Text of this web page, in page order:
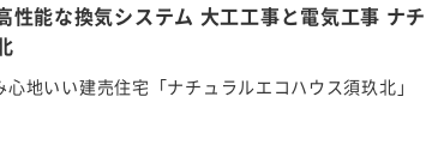
性能な換気システム 大工工事と電気工事 ナチ
地いい建売住宅「ナチュラルエコハウス須玖北」